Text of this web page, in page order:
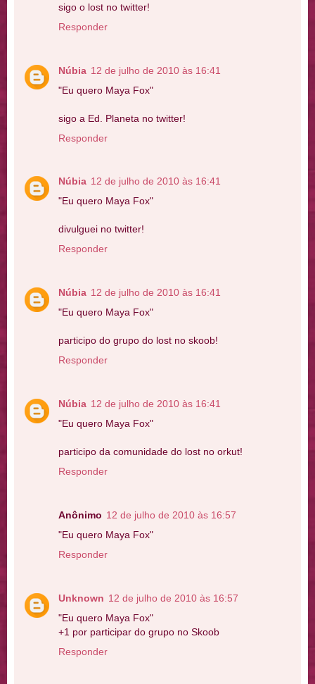
sigo o lost no twitter!
Responder
Núbia 12 de julho de 2010 às 16:41
"Eu quero Maya Fox"
sigo a Ed. Planeta no twitter!
Responder
Núbia 12 de julho de 2010 às 16:41
"Eu quero Maya Fox"
divulguei no twitter!
Responder
Núbia 12 de julho de 2010 às 16:41
"Eu quero Maya Fox"
participo do grupo do lost no skoob!
Responder
Núbia 12 de julho de 2010 às 16:41
"Eu quero Maya Fox"
participo da comunidade do lost no orkut!
Responder
Anônimo 12 de julho de 2010 às 16:57
"Eu quero Maya Fox"
Responder
Unknown 12 de julho de 2010 às 16:57
"Eu quero Maya Fox"
+1 por participar do grupo no Skoob
Responder